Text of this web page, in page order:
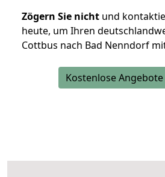
Zögern Sie nicht und
heute, um Ihren
Cottbus nach Bad Nenndorf
Kostenlose